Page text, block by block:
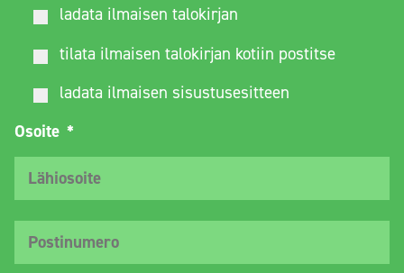
ladata ilmaisen talokirjan
tilata ilmaisen talokirjan kotiin postitse
ladata ilmaisen sisustusesitteen
Osoite *